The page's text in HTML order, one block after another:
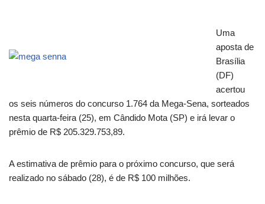
Uma
aposta de
Brasília
(DF)
acertou
os seis números do concurso 1.764 da Mega-Sena, sorteados
nesta quarta-feira (25), em Cândido Mota (SP) e irá levar o
prêmio de R$ 205.329.753,89.
A estimativa de prêmio para o próximo concurso, que será
realizado no sábado (28), é de R$ 100 milhões.